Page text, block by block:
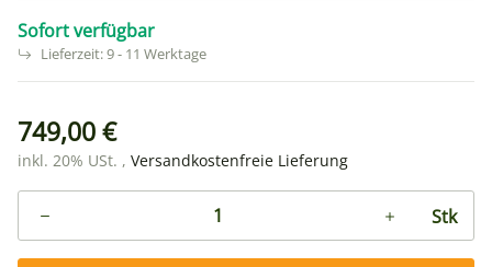
Sofort verfügbar
Lieferzeit:9 - 11 Werktage
749,00 €
inkl. 20% USt. , Versandkostenfreie Lieferung
Stk